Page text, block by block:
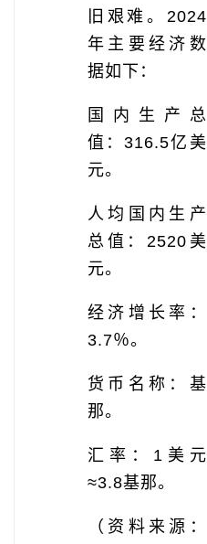
旧艰难。2024
年主要经济数
据如下：
国内生产总
值：316.5亿美
元。
人均国内生产
总值：2520美
元。
经济增长率：
3.7％。
货币名称：基
那。
汇率：1美元
≈3.8基那。
（资料来源：